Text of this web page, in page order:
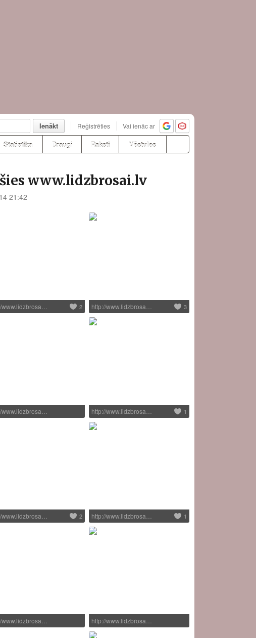
Ienākt Reģistrēties Vai ienāc ar
Statistika Draugi Raksti Vēstules
www.lidzbrosai.lv
21:42
www.lidzbrosa… 2 http://www.lidzbrosa… 3
www.lidzbrosa… http://www.lidzbrosa… 1
www.lidzbrosa… 2 http://www.lidzbrosa… 1
www.lidzbrosa… http://www.lidzbrosa…